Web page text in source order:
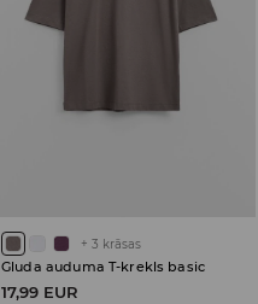
+ 3 krāsas
Gluda auduma T-krekls basic
17,99 EUR